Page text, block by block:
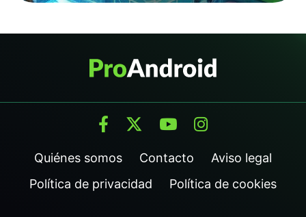
Quiénes somos Contacto
Aviso legal
Política de privacidad
Política de cookies